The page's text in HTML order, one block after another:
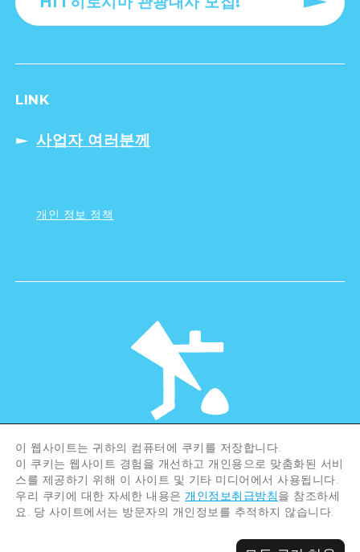
LINK
사업자 여러분께
개인 정보 정책
©Hiroshima Tourism Association /
Hiroshima Prefecture / Hiroshima City .
All rights reserved
이 웹사이트는 귀하의 컴퓨터에 쿠키를 저장합니다.
이 쿠키는 웹사이트 경험을 개선하고 개인용으로 맞춤화된 서비
스를 제공하기 위해 이 사이트 및 기타 미디어에서 사용됩니다.
우리 쿠키에 대한 자세한 내용은개인정보취급방침을 참조하세
요. 당 사이트에서는 방문자의 개인정보를 추적하지 않습니다.